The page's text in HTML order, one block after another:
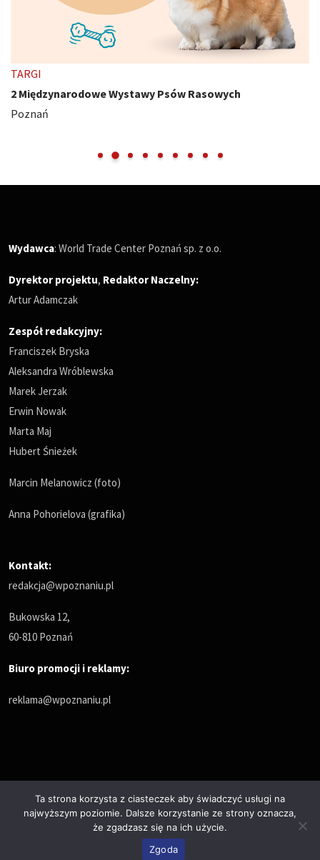
TARGI
2 Międzynarodowe Wystawy Psów Rasowych
Poznań
Wydawca: World Trade Center Poznań sp. z o.o.
Dyrektor projektu, Redaktor Naczelny:
Artur Adamczak
Zespół redakcyjny:
Franciszek Bryska
Aleksandra Wróblewska
Marek Jerzak
Erwin Nowak
Marta Maj
Hubert Śnieżek
Marcin Melanowicz (foto)
Anna Pohorielova (grafika)
Kontakt:
redakcja@wpoznaniu.pl
Bukowska 12,
60-810 Poznań
Biuro promocji i reklamy:
reklama@wpoznaniu.pl
Polityka prywatności
© Copyrights 2025. All Rights Reserved by wPoznaniu.pl
Ta strona korzysta z ciasteczek aby świadczyć usługi na
najwyższym poziomie. Dalsze korzystanie ze strony oznacza,
że zgadzasz się na ich użycie.
Zgoda